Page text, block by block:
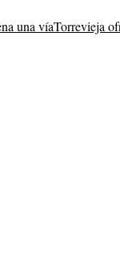
una víaTorrevieja